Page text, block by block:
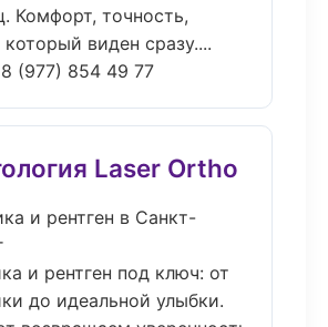
Комфорт, точность,
который виден сразу....
8 (977) 854 49 77
Laser Ortho
и рентген в Санкт-
и рентген под ключ: от
до идеальной улыбки.